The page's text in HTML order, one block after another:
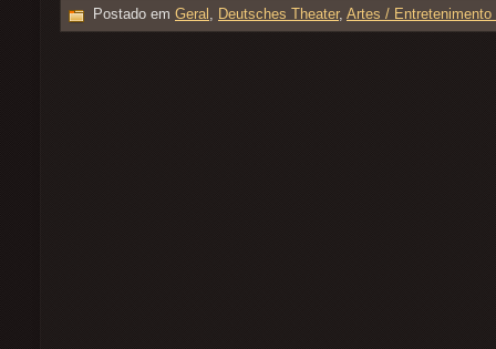
Postado em Geral , Deutsches Theater, Artes / Entretenimento